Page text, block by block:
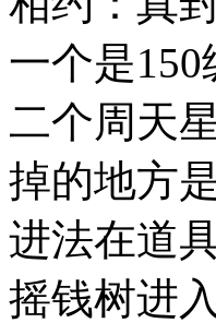
一个是
二个周天
掉的地方
进法在道
摇钱树进